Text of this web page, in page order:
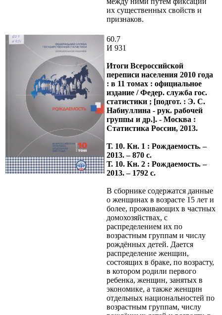
их существенных свойств и
признаков.
60.7
И 931
Итоги Всероссийской
переписи населения 2010 года
: в 11 томах : официальное
издание / Федер. служба гос.
статистики ; [подгот. : Э. С.
Набиуллина - рук. рабочей
группы и др.]. - Москва :
Статистика России, 2013.
Т. 10. Кн. 1 : Рождаемость. –
2013. – 870 с.
Т. 10. Кн. 2 : Рождаемость. –
2013. – 1792 с.
В сборнике содержатся данные
о женщинах в возрасте 15 лет и
более, проживающих в частных
домохозяйствах, с
распределением их по
возрастным группам и числу
рождённых детей. Дается
распределение женщин,
состоящих в браке, по возрасту,
в котором родили первого
ребенка, женщин, занятых в
экономике, а также женщин
отдельных национальностей по
возрастным группам, числу